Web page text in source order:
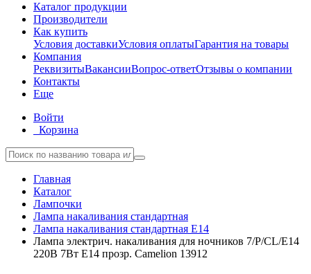
Каталог продукции
Производители
Как купить
Условия доставкиУсловия оплатыГарантия на товары
Компания
РеквизитыВакансииВопрос-ответОтзывы о компании
Контакты
Еще
Войти
Корзина
Главная
Каталог
Лампочки
Лампа накаливания стандартная
Лампа накаливания стандартная E14
Лампа электрич. накаливания для ночников 7/P/CL/E14
220В 7Вт Е14 прозр. Camelion 13912